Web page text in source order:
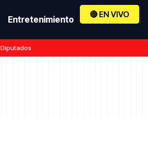
Entretenimiento
🔴 EN VIVO
Diputados